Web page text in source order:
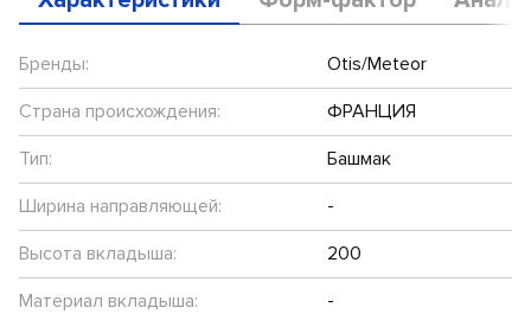
Бренды:
Otis/Meteor
Страна происхождения:
ФРАНЦИЯ
Тип:
Башмак
Ширина направляющей:
-
Высота вкладыша:
200
Материал вкладыша:
-